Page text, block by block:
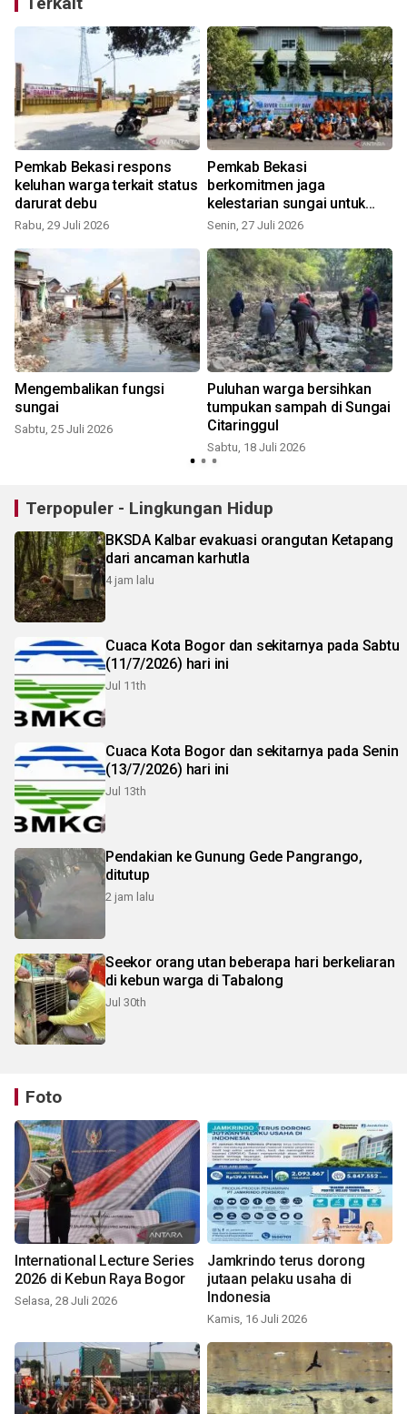
Pemkab Bekasi respons
keluhan warga terkait status
darurat debu
Rabu, 29 Juli 2026
Pemkab Bekasi
berkomitmen jaga
kelestarian sungai untuk
tingkatkan kualitas
Senin, 27 Juli 2026
Mengembalikan fungsi
sungai
Sabtu, 25 Juli 2026
Puluhan warga bersihkan
tumpukan sampah di Sungai
Citaringgul
Sabtu, 18 Juli 2026
Terpopuler - Lingkungan Hidup
BKSDA Kalbar evakuasi orangutan Ketapang
dari ancaman karhutla
4 jam lalu
Cuaca Kota Bogor dan sekitarnya pada Sabtu
(11/7/2026) hari ini
Jul 11th
Cuaca Kota Bogor dan sekitarnya pada Senin
(13/7/2026) hari ini
Jul 13th
Pendakian ke Gunung Gede Pangrango,
ditutup
2 jam lalu
Seekor orang utan beberapa hari berkeliaran
di kebun warga di Tabalong
Jul 30th
Foto
International Lecture Series
2026 di Kebun Raya Bogor
Selasa, 28 Juli 2026
Jamkrindo terus dorong
jutaan pelaku usaha di
Indonesia
Kamis, 16 Juli 2026